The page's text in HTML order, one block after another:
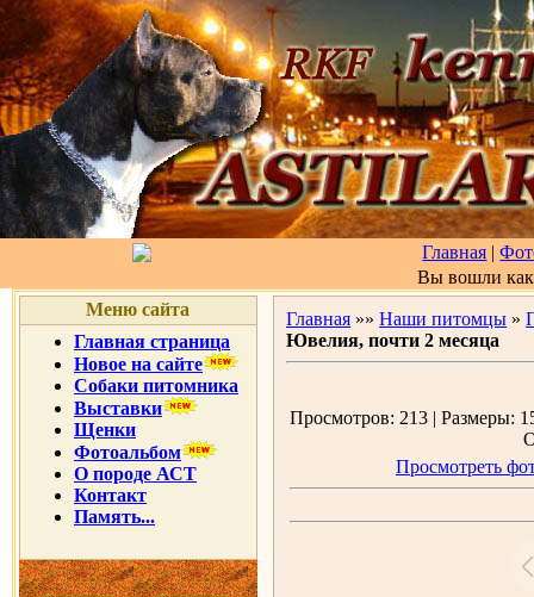
Главная |
Вы вошли
Меню сайта
Главная страница
Новое на сайте
Собаки питомника
Выставки
Щенки
Фотоальбом
О породе АСТ
Контакт
Память...
Главная »» Наши питомцы »
Ювелия, почти 2 месяца
Просмотров: 213 | Размеры:
Просмотреть